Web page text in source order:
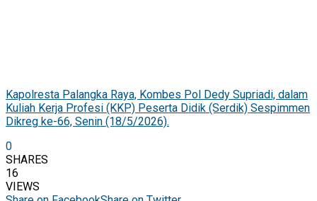
Kapolresta Palangka Raya, Kombes Pol Dedy Supriadi, dalam
Kuliah Kerja Profesi (KKP) Peserta Didik (Serdik) Sespimmen
Dikreg ke-66, Senin (18/5/2026).
0
SHARES
16
VIEWS